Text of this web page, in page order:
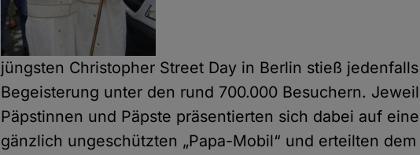
jüngsten Christopher Street Day in Berlin stieß
Begeisterung unter den rund 700.000 Besuchern.
Päpstinnen und Päpste präsentierten sich dabei auf
gänzlich ungeschützten „Papa-Mobil“ und erteilten